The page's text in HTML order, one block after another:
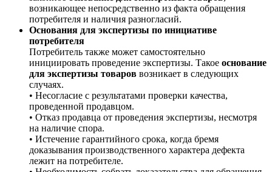
возникающее непосредственно из факта обращения
потребителя и наличия разногласий.
Основания для экспертизы по инициативе
потребителя
Потребитель также может самостоятельно
инициировать проведение экспертизы. Такое основание
для экспертизы товаров возникает в следующих
случаях.
• Несогласие с результатами проверки качества,
проведенной продавцом.
• Отказ продавца от проведения экспертизы, несмотря
на наличие спора.
• Истечение гарантийного срока, когда бремя
доказывания производственного характера дефекта
лежит на потребителе.